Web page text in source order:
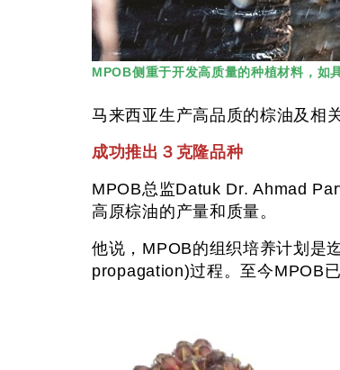
MPOB侧重于开发高质量的种植材料，如
马来西亚生产高品质的棕油及相
成功推出３克隆品种
MPOB总监Datuk Dr. Ahmad
高原棕油的产量和质量。
他说，MPOB的组织培养计划是
propagation)过程。至今MPOB